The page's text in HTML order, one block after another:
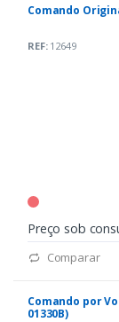
Comando
REF:12649
Preço sob
Comparar
Comando por
01330B)